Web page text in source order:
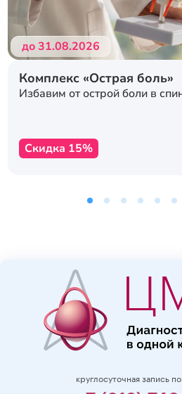
до 31.08.2026
Комплекс «Острая боль»
Избавим от острой боли в
Скидка 15%
круглосуточная запись по